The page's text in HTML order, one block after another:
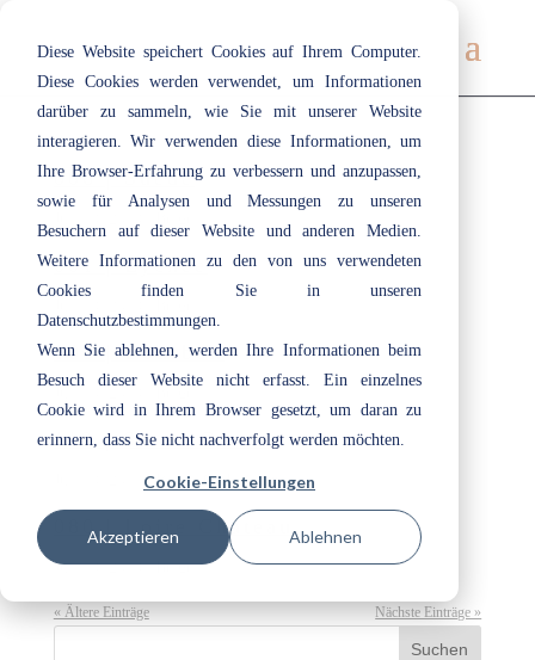
Diese Website speichert Cookies auf Ihrem Computer.
Diese Cookies werden verwendet, um Informationen
darüber zu sammeln, wie Sie mit unserer Website
interagieren. Wir verwenden diese Informationen, um
Ihre Browser-Erfahrung zu verbessern und anzupassen,
sowie für Analysen und Messungen zu unseren
Besuchern auf dieser Website und anderen Medien.
Weitere Informationen zu den von uns verwendeten
Cookies finden Sie in unseren
Datenschutzbestimmungen.
Wenn Sie ablehnen, werden Ihre Informationen beim
Besuch dieser Website nicht erfasst. Ein einzelnes
Cookie wird in Ihrem Browser gesetzt, um daran zu
erinnern, dass Sie nicht nachverfolgt werden möchten.
Cookie-Einstellungen
Akzeptieren Ablehnen
006 | Suède
001 | Lychee
105 | Bourbon
112 | Stone Green
|Beige,Gelb,Grün
080 | Loire Château
Juli 19, 2019|Beige
« Ältere Einträge Nächste Einträge »